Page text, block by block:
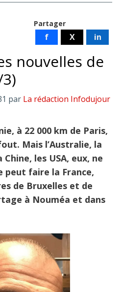
Partager
f X in
nouvelles de
par La rédaction Infodujour
à 22 000 km de Paris,
Mais l’Australie, la
les USA, eux, ne
peut faire la France,
de Bruxelles et de
à Nouméa et dans